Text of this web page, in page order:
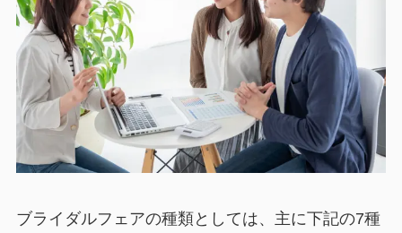
ブライダルフェアの種類としては、主に下記の7種